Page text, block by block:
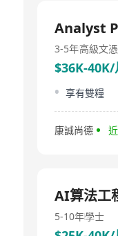
成了基础技术
的研发体系和
2024年7月，集
行业领先地位
MLLM 、AIGC
产权管理体系
Analyst
3-5年高級文
$36K-40K/
享有雙糧
康誠尚德
AI算法工
5-10年學士